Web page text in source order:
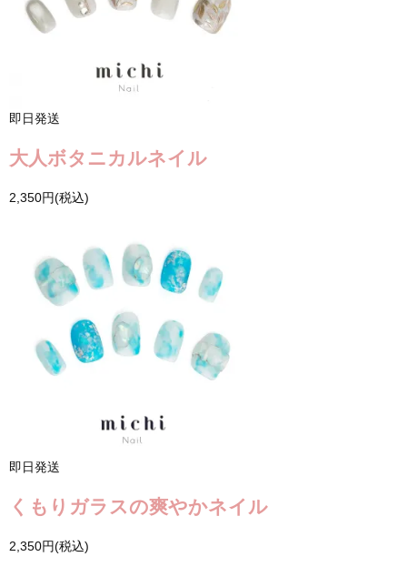
即日発送
大人ボタニカルネイル
2,350円(税込)
即日発送
くもりガラスの爽やかネイル
2,350円(税込)